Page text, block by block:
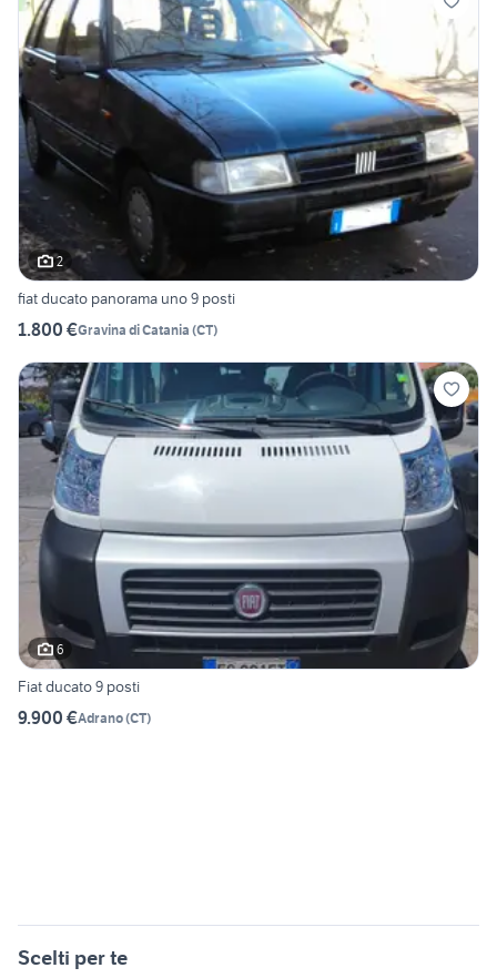
2
fiat ducato panorama uno 9 posti
1.800 €Gravina di Catania (CT)
6
Fiat ducato 9 posti
9.900 €Adrano(CT)
Scelti per te